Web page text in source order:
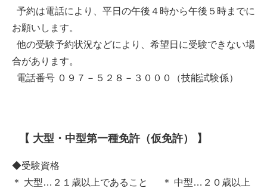
予約は電話により、平日の午後４時から午後５時までに
お願いします。
他の受験予約状況などにより、希望日に受験できない場
合があります。
電話番号 ０９７－５２８－３０００（技能試験係）
【 大型・中型第一種免許（仮免許） 】
◆受験資格
＊ 大型…２１歳以上であること ＊ 中型…２０歳以上